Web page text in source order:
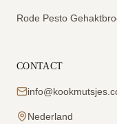
Rode Pesto
CONTACT
Nederland